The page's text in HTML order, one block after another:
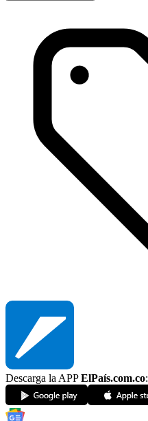
Descarga la APPElPaís.com.co: